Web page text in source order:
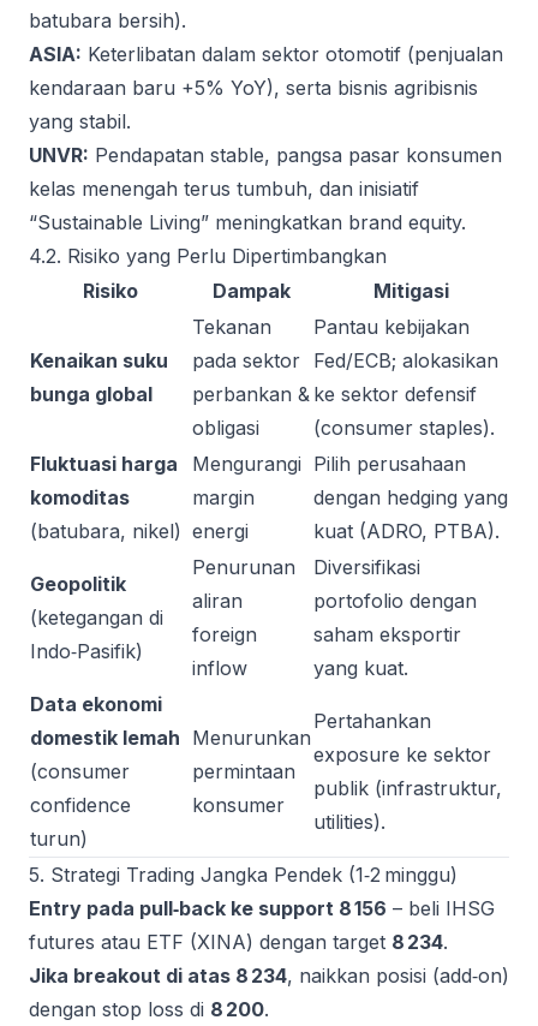
batubara bersih).
ASIA: Keterlibatan dalam sektor otomotif (penjualan
kendaraan baru +5% YoY), serta bisnis agribisnis
yang stabil.
UNVR: Pendapatan stable, pangsa pasar konsumen
kelas menengah terus tumbuh, dan inisiatif
“Sustainable Living” meningkatkan brand equity.
4.2. Risiko yang Perlu Dipertimbangkan
Risiko
Dampak Mitigasi
Kenaikan suku
bunga global
Tekanan
pada sektor
perbankan &
obligasi
Pantau kebijakan
Fed/ECB; alokasikan
ke sektor defensif
(consumer staples).
Fluktuasi harga
komoditas
(batubara, nikel)
Mengurangi
margin
energi
Pilih perusahaan
dengan hedging yang
kuat (ADRO, PTBA).
Geopolitik
(ketegangan di
Indo‑Pasifik)
Penurunan
aliran
foreign
inflow
Diversifikasi
portofolio dengan
saham eksportir
yang kuat.
Data ekonomi
domestik lemah
(consumer
confidence
turun)
Menurunkan
permintaan
konsumer
Pertahankan
exposure ke sektor
publik (infrastruktur,
utilities).
5. Strategi Trading Jangka Pendek (1‑2 minggu)
Entry pada pull‑back ke support 8 156 – beli IHSG
futures atau ETF (XINA) dengan target 8 234.
Jika breakout di atas 8 234, naikkan posisi (add‑on)
dengan stop loss di 8 200.